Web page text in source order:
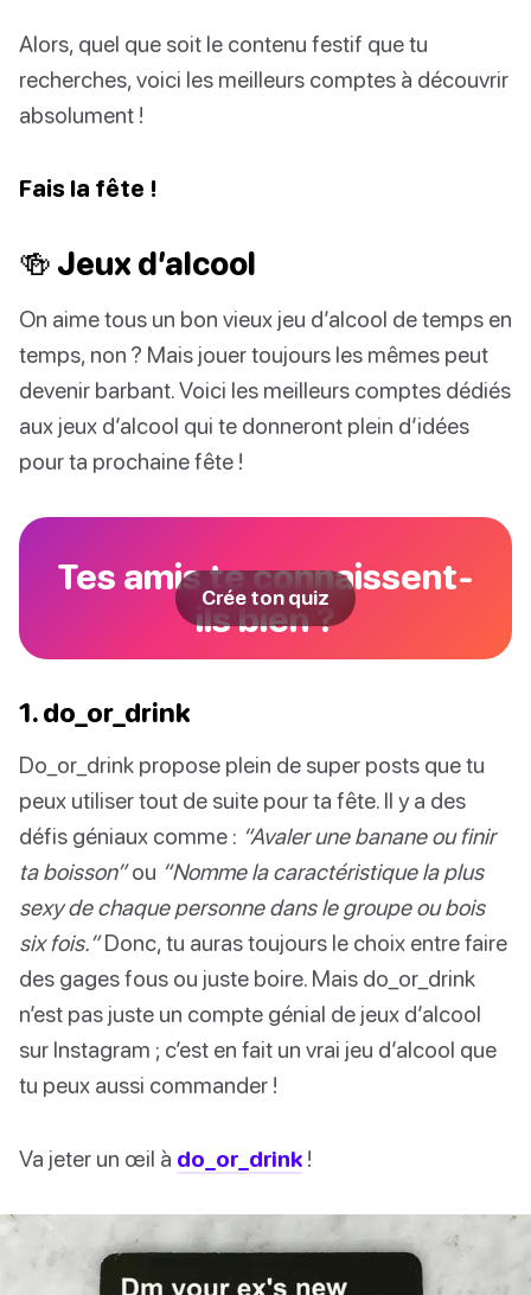
Alors, quel que soit le contenu festif que tu
recherches, voici les meilleurs comptes à découvrir
absolument !
Fais la fête !
🍻 Jeux d’alcool
On aime tous un bon vieux jeu d’alcool de temps en
temps, non ? Mais jouer toujours les mêmes peut
devenir barbant. Voici les meilleurs comptes dédiés
aux jeux d’alcool qui te donneront plein d’idées
pour ta prochaine fête !
Tes amis te connaissent-
ils bien ?
Crée ton quiz
1. do_or_drink
Do_or_drink propose plein de super posts que tu
peux utiliser tout de suite pour ta fête. Il y a des
défis géniaux comme : “Avaler une banane ou finir
ta boisson”ou “Nomme la caractéristique la plus
sexy de chaque personne dans le groupe ou bois
six fois.”Donc, tu auras toujours le choix entre faire
des gages fous ou juste boire. Mais do_or_drink
n’est pas juste un compte génial de jeux d’alcool
sur Instagram ; c’est en fait un vrai jeu d’alcool que
tu peux aussi commander !
Va jeter un œil à do_or_drink !